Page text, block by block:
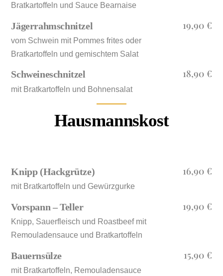
Bratkartoffeln und Sauce Bearnaise
Jägerrahmschnitzel
vom Schwein mit Pommes frites oder
Bratkartoffeln und gemischtem Salat
19,90 €
Schweineschnitzel
mit Bratkartoffeln und Bohnensalat
18,90 €
Hausmannskost
Knipp (Hackgrütze)
mit Bratkartoffeln und Gewürzgurke
16,90 €
Vorspann – Teller
Knipp, Sauerfleisch und Roastbeef mit
Remouladensauce und Bratkartoffeln
19,90 €
Bauernsülze
mit Bratkartoffeln, Remouladensauce
15,90 €